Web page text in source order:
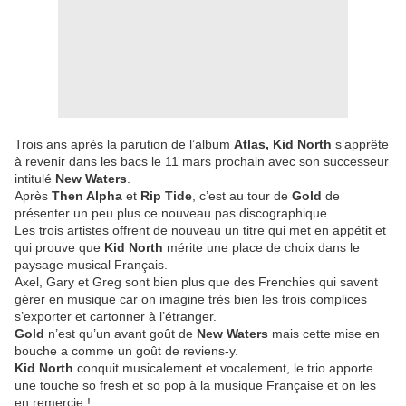
Trois ans après la parution de l’album Atlas, Kid North s’apprête
à revenir dans les bacs le 11 mars prochain avec son successeur
intitulé New Waters
Après Then Alpha et Rip Tide , c’est au tour de Gold de
présenter un peu plus ce nouveau pas discographique.
Les trois artistes offrent de nouveau un titre qui met en appétit et
qui prouve que Kid North mérite une place de choix dans le
paysage musical Français.
Axel, Gary et Greg sont bien plus que des Frenchies qui savent
gérer en musique car on imagine très bien les trois complices
s’exporter et cartonner à l’étranger.
Gold n’est qu’un avant goût de New Waters mais cette mise en
bouche a comme un goût de reviens-y.
Kid North conquit musicalement et vocalement, le trio apporte
une touche so fresh et so pop à la musique Française et on les
en remercie !